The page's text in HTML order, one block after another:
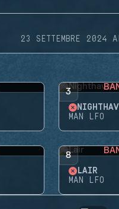
23 SETTEMBRE 2024
3
MAN LFO
8
LAIR
MAN LFO